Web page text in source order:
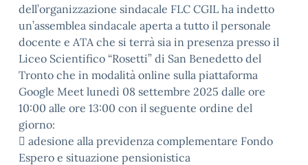
dell’organizzazione sindacale FLC CGIL ha indetto
un’assemblea sindacale aperta a tutto il personale
docente e ATA che si terrà sia in presenza presso il
Liceo Scientifico “Rosetti” di San Benedetto del
Tronto che in modalità online sulla piattaforma
Google Meet lunedì 08 settembre 2025 dalle ore
10:00 alle ore 13:00 con il seguente ordine del
giorno:
 adesione alla previdenza complementare Fondo
Espero e situazione pensionistica